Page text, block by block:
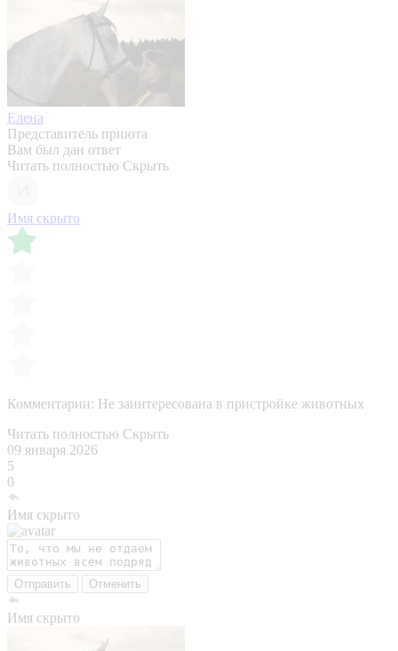
Елена
Представитель приюта
Вам был дан ответ
Читать полностью Скрыть
Имя скрыто
Комментарии: Не заинтересована в пристройке животных
Читать полностью Скрыть
09 января 2026
5
0
Имя скрыто
Отправить Отменить
Имя скрыто